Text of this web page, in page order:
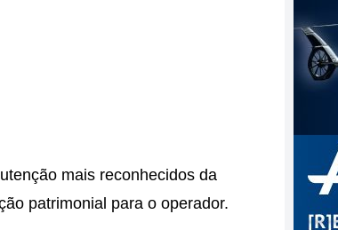
mais reconhecidos da
patrimonial para o operador.